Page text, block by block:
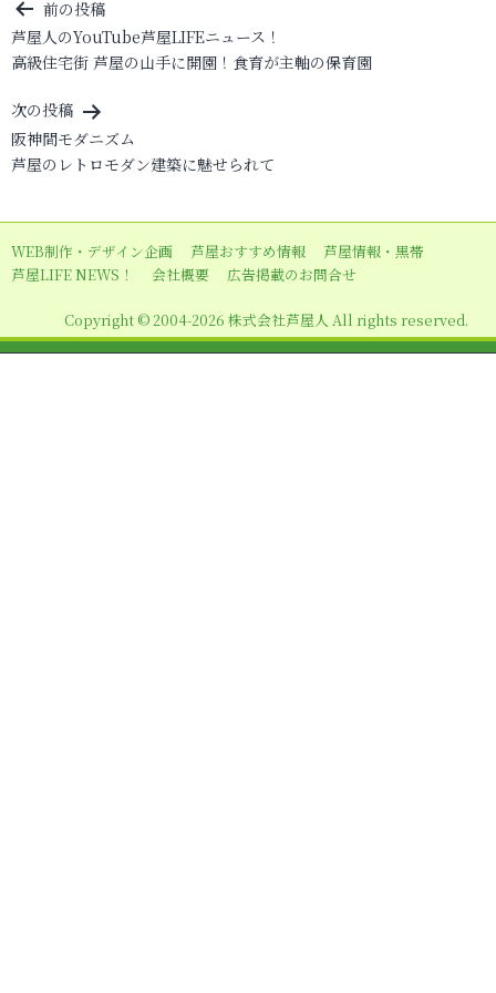
投
稿
ナ
ビ
ゲ
ー
シ
ョ
ン
前の投稿
芦屋人のYouTube芦屋LIFEニュース！
高級住宅街 芦屋の山手に開園！食育が主軸の保育園
次の投稿
阪神間モダニズム
芦屋のレトロモダン建築に魅せられて
WEB制作・デザイン企画 芦屋おすすめ情報
芦屋情報・黒帯
芦屋LIFE NEWS！
会社概要 広告掲載のお問合せ
Copyright © 2004-2026 株式会社芦屋人 All rights reserved.